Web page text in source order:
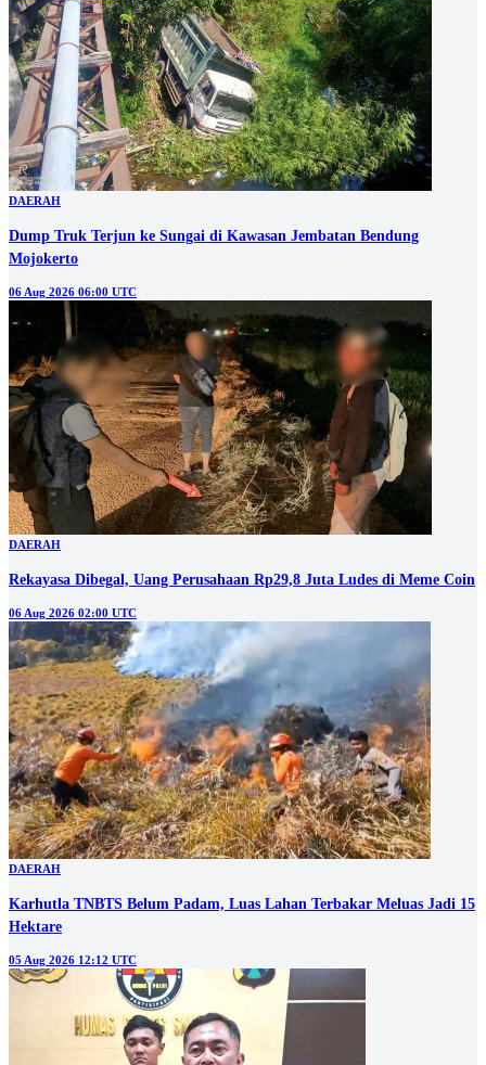
DAERAH
Dump Truk Terjun ke Sungai di Kawasan Jembatan Bendung
Mojokerto
06 Aug 2026 06:00 UTC
DAERAH
Rekayasa Dibegal, Uang Perusahaan Rp29,8 Juta Ludes di Meme Coin
06 Aug 2026 02:00 UTC
DAERAH
Karhutla TNBTS Belum Padam, Luas Lahan Terbakar Meluas Jadi 15
Hektare
05 Aug 2026 12:12 UTC